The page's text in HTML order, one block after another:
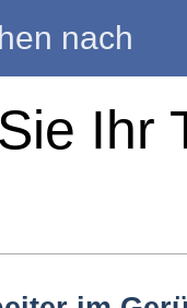
nach
Ihr